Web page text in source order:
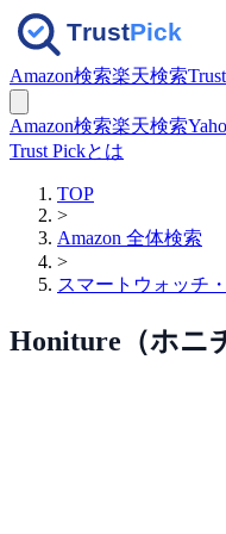
Amazon検索楽天検索
Amazon検索楽天検索
Trust Pickとは
TOP
>
Amazon 全体検索
>
スマートウォッチ
Honiture（ホニ